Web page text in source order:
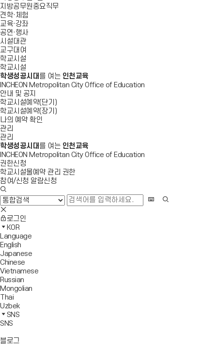
지방공무원중요직무
견학·체험
교육·강좌
공연·행사
시설대관
교구대여
학교시설
학교시설
학생성공시대 를 여는 인천교육
INCHEON Metropolitan City Office of Education
안내 및 공지
학교시설예약(단기)
학교시설예약(장기)
나의 예약 확인
관리
관리
학생성공시대 를 여는 인천교육
INCHEON Metropolitan City Office of Education
권한신청
학교시설물예약 관리 권한
참여/신청 알람신청
검
색
창
열
기
검
검
색
영
역
닫
기
사
이
트
맵
이
동
모
바
일
메
뉴
열
기
전
체
메
뉴
로그인
KOR
Language
English
Japanese
Chinese
Vietnamese
Russian
Mongolian
Thai
Uzbek
SNS
SNS
블로그